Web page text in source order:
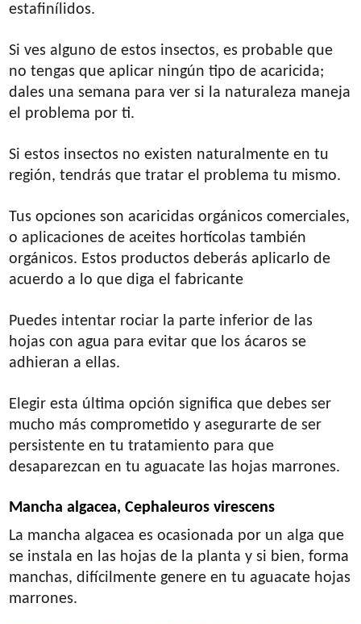
estafinílidos.
Si ves alguno de estos insectos, es probable que
no tengas que aplicar ningún tipo de acaricida;
dales una semana para ver si la naturaleza maneja
el problema por ti.
Si estos insectos no existen naturalmente en tu
región, tendrás que tratar el problema tu mismo.
Tus opciones son acaricidas orgánicos comerciales,
o aplicaciones de aceites hortícolas también
orgánicos. Estos productos deberás aplicarlo de
acuerdo a lo que diga el fabricante
Puedes intentar rociar la parte inferior de las
hojas con agua para evitar que los ácaros se
adhieran a ellas.
Elegir esta última opción significa que debes ser
mucho más comprometido y asegurarte de ser
persistente en tu tratamiento para que
desaparezcan en tu aguacate las hojas marrones.
Mancha algacea, Cephaleuros virescens
La mancha algacea es ocasionada por un alga que
se instala en las hojas de la planta y si bien, forma
manchas, difícilmente genere en tu aguacate hojas
marrones.